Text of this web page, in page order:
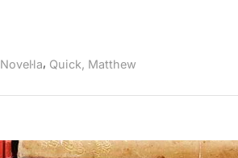
Novel·la, Quick, Matthew